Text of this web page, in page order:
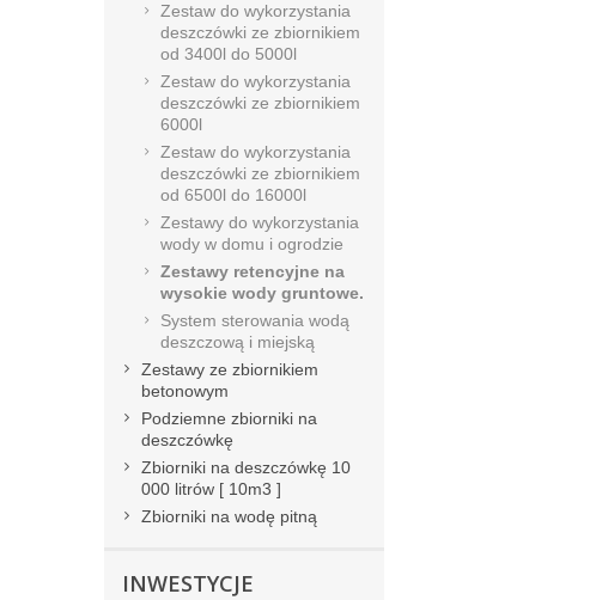
Zestaw do wykorzystania
deszczówki ze zbiornikiem
od 3400l do 5000l
Zestaw do wykorzystania
deszczówki ze zbiornikiem
6000l
Zestaw do wykorzystania
deszczówki ze zbiornikiem
od 6500l do 16000l
Zestawy do wykorzystania
wody w domu i ogrodzie
Zestawy retencyjne na
wysokie wody gruntowe.
System sterowania wodą
deszczową i miejską
Zestawy ze zbiornikiem
betonowym
Podziemne zbiorniki na
deszczówkę
Zbiorniki na deszczówkę 10
000 litrów [ 10m3 ]
Zbiorniki na wodę pitną
INWESTYCJE